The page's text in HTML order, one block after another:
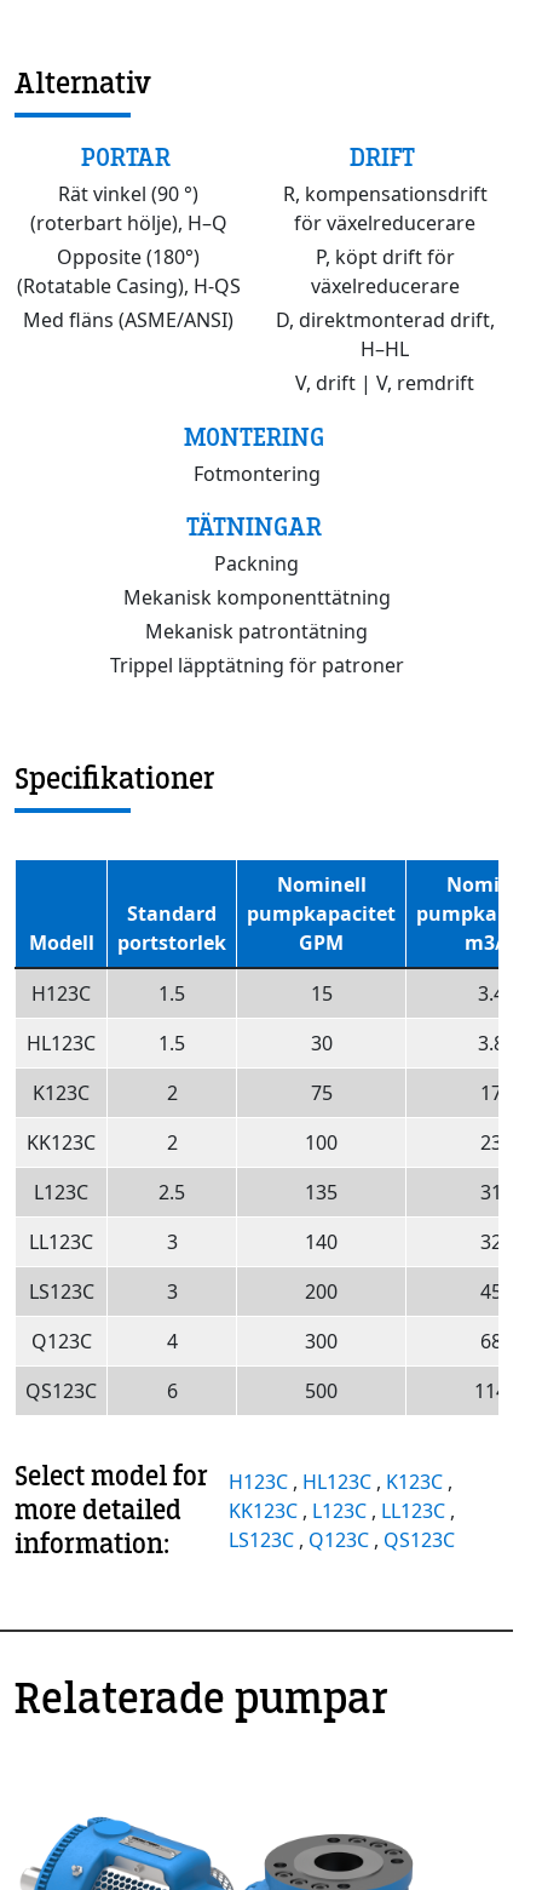
Alternativ
PORTAR
Rät vinkel (90 °)
(roterbart hölje), H–Q
Opposite (180°)
(Rotatable Casing), H-QS
Med fläns (ASME/ANSI)
DRIFT
R, kompensationsdrift
för växelreducerare
P, köpt drift för
växelreducerare
D, direktmonterad drift,
H–HL
V, drift | V, remdrift
MONTERING
Fotmontering
TÄTNINGAR
Packning
Mekanisk komponenttätning
Mekanisk patrontätning
Trippel läpptätning för patroner
Specifikationer
Modell
Standard
portstorlek
Nominell
pumpkapacitet
GPM
Nominell
m3/h
H123C
1.5 15
3.4
HL123C
1.5 30
3.8
K123C
2 75
17
KK123C
2 100
23
L123C
2.5 135
31
LL123C
3 140
32
LS123C
3 200
45
Q123C
4 300
68
QS123C
6 500 114
Select model for
more detailed
information:
H123C , HL123C , K123C ,
KK123C , L123C , LL123C ,
LS123C , Q123C , QS123C
Relaterade pumpar